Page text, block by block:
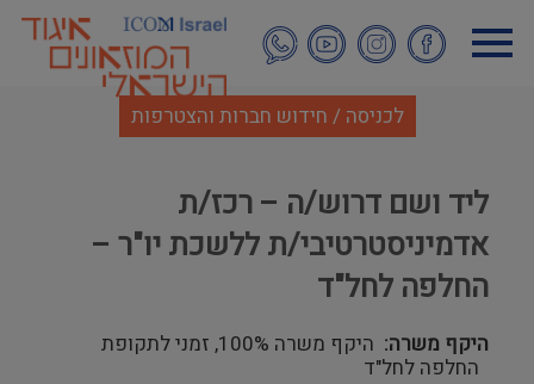
לתוכן
העיקרי
לכניסה / חידוש חברות והצטרפות
ליד ושם דרוש/ה – רכז/ת
אדמיניסטרטיבי/ת ללשכת יו"ר –
החלפה לחל"ד
היקף משרה
היקף משרה 100%, זמני לתקופת
החלפה לחל"ד